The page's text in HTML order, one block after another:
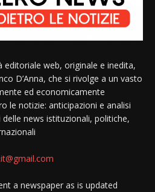
editoriale web, originale e inedita,
D’Anna, che si rivolge a un vasto
ed economicamente
le notizie: anticipazioni e analisi
news istituzionali, politiche,
a newspaper as is updated